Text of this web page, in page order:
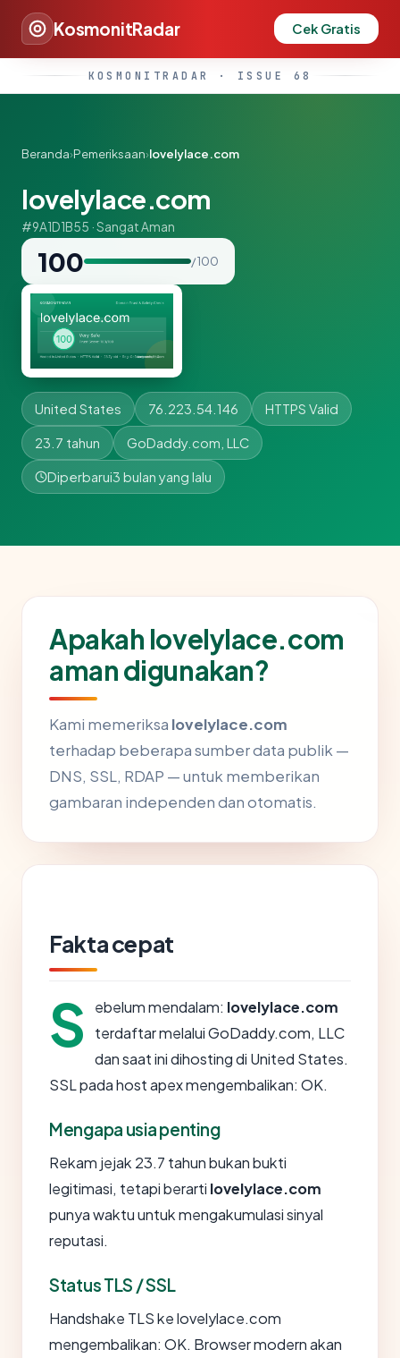
KosmonitRadar Cek Gratis
KOSMONITRADAR · ISSUE 68
Beranda›Pemeriksaan›lovelylace.com
lovelylace.com
#9A1D1B55 · Sangat Aman
100 / 100
United States 76.223.54.146 HTTPS Valid
23.7 tahun GoDaddy.com, LLC
Diperbarui3 bulan yang lalu
Apakah lovelylace.com
aman digunakan?
Kami memeriksa lovelylace.com
terhadap beberapa sumber data publik —
DNS, SSL, RDAP — untuk memberikan
gambaran independen dan otomatis.
Fakta cepat
S ebelum mendalam: lovelylace.com
terdaftar melalui GoDaddy.com, LLC
dan saat ini dihosting di United States.
SSL pada host apex mengembalikan: OK.
Mengapa usia penting
Rekam jejak 23.7 tahun bukan bukti
legitimasi, tetapi berarti lovelylace.com
punya waktu untuk mengakumulasi sinyal
reputasi.
Status TLS / SSL
Handshake TLS ke lovelylace.com
mengembalikan: OK. Browser modern akan